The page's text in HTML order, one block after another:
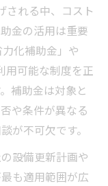
される中、コスト
金の活用は重要
化補助金」や
用可能な制度を正
補助金は対象と
や条件が異なる
が不可欠です。
設備更新計画や
も適用範囲が広